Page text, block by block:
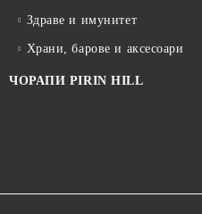
Здраве и имунитет
Храни, барове и аксесоари
ЧОРАПИ PIRIN HILL